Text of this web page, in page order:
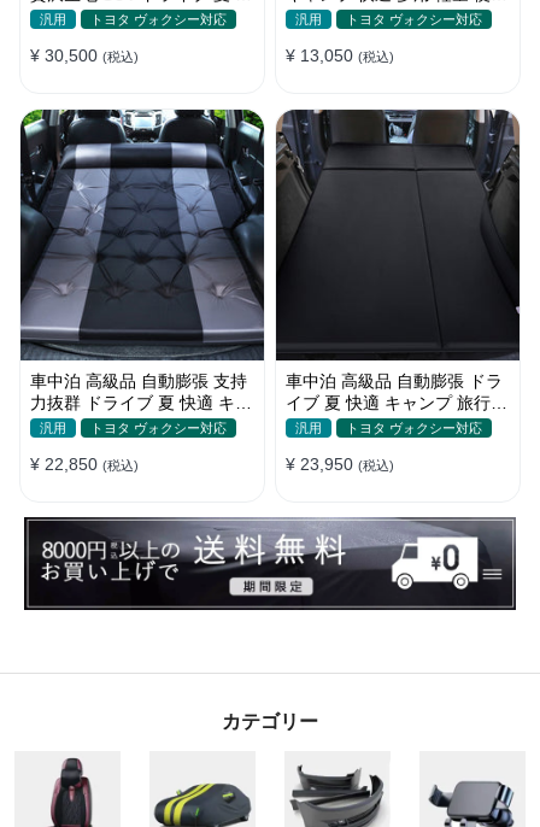
適 キャンプ 旅行 収納便利 エ
汎用 トヨタ ヴォクシー対応
¥ 30,500 (税込)
省スペース 旅行 エアーベッ
汎用 トヨタ ヴォクシー対応
¥ 13,050 (税込)
車中泊 高級品 自動膨張 支持
力抜群 ドライブ 夏 快適 キャ
ンプ 旅行 省スペース エアー
汎用 トヨタ ヴォクシー対応
¥ 22,850 (税込)
車中泊 高級品 自動膨張 ドラ
イブ 夏 快適 キャンプ 旅行
多用 取付簡単 収納便利 エア
汎用 トヨタ ヴォクシー対応
¥ 23,950 (税込)
カテゴリー